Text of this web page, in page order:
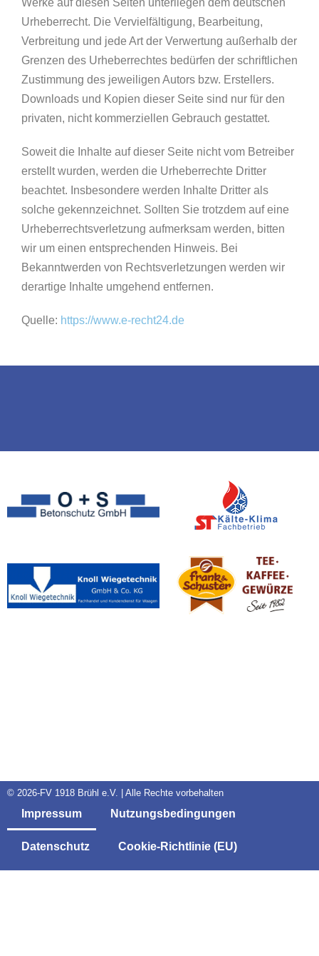
Werke auf diesen Seiten unterliegen dem deutschen
Urheberrecht. Die Vervielfältigung, Bearbeitung,
Verbreitung und jede Art der Verwertung außerhalb der
Grenzen des Urheberrechtes bedürfen der schriftlichen
Zustimmung des jeweiligen Autors bzw. Erstellers.
Downloads und Kopien dieser Seite sind nur für den
privaten, nicht kommerziellen Gebrauch gestattet.
Soweit die Inhalte auf dieser Seite nicht vom Betreiber
erstellt wurden, werden die Urheberrechte Dritter
beachtet. Insbesondere werden Inhalte Dritter als
solche gekennzeichnet. Sollten Sie trotzdem auf eine
Urheberrechtsverletzung aufmerksam werden, bitten
wir um einen entsprechenden Hinweis. Bei
Bekanntwerden von Rechtsverletzungen werden wir
derartige Inhalte umgehend entfernen.
Quelle: https://www.e-recht24.de
© 2026-FV 1918 Brühl e.V. | Alle Rechte vorbehalten
Impressum Nutzungsbedingungen
Datenschutz Cookie-Richtlinie (EU)